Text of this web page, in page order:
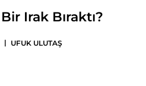
Irak Bıraktı?
| UFUK ULUTAŞ